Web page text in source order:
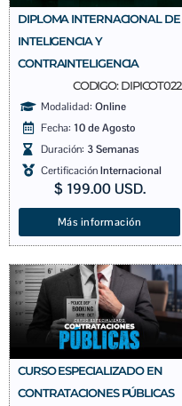
DIPLOMA INTERNACIONAL DE
INTELIGENCIA Y
CONTRAINTELIGENCIA
CODIGO: DIPICOT022
Modalidad: Online
Fecha: 10 de Agosto
Duración: 3 Semanas
CertificaciónInternacional
$ 199.00USD.
Más información
CURSO ESPECIALIZADO EN
CONTRATACIONES PÚBLICAS